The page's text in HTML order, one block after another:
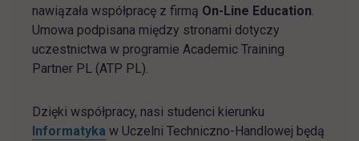
nawiązała współpracę z firmą On-Line Education
Umowa podpisana między stronami dotyczy
uczestnictwa w programie Academic Training
Partner PL (ATP PL).
Dzięki współpracy, nasi studenci kierunku
Informatyka w Uczelni Techniczno-Handlowej będą